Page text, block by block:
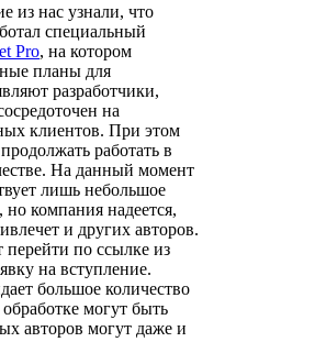
из нас узнали, что
специальный
Pro, на котором
планы для
разработчики,
на
клиентов. При этом
работать в
На данный момент
лишь небольшое
но компания надеется,
и других авторов.
по ссылке из
на вступление.
большое количество
могут быть
авторов могут даже и